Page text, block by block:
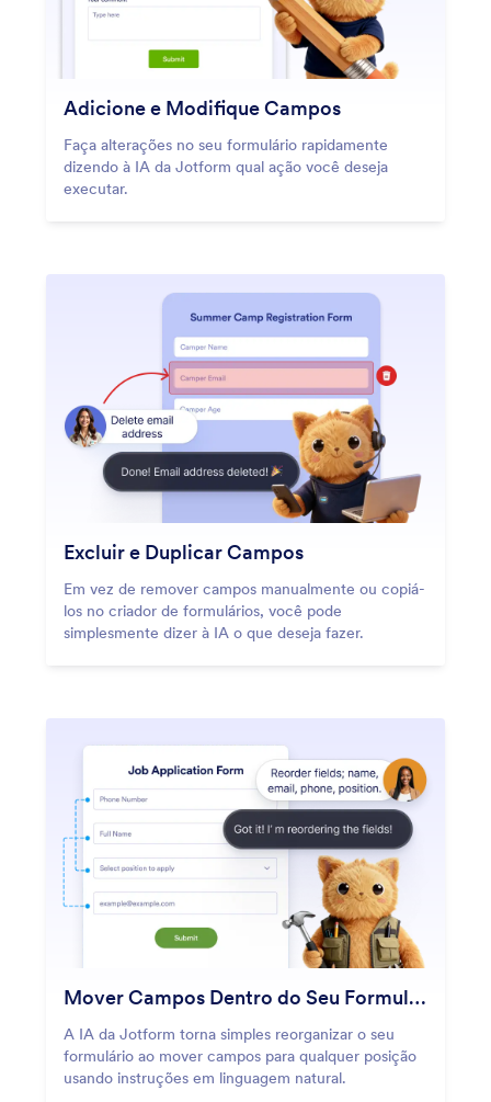
Adicione e Modifique Campos
Faça alterações no seu formulário rapidamente
dizendo à IA da Jotform qual ação você deseja
executar.
Excluir e Duplicar Campos
Em vez de remover campos manualmente ou copiá-
los no criador de formulários, você pode
simplesmente dizer à IA o que deseja fazer.
Mover Campos Dentro do Seu Formulário
A IA da Jotform torna simples reorganizar o seu
formulário ao mover campos para qualquer posição
usando instruções em linguagem natural.